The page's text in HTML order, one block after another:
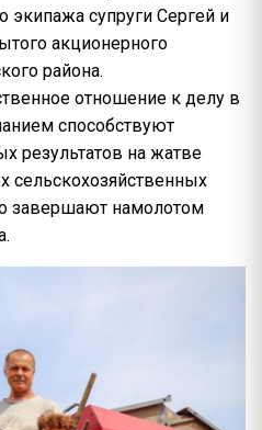
экипажа супруги Сергей и
акционерного
района.
отношение к делу в
способствуют
результатов на жатве
сельскохозяйственных
завершают намолотом